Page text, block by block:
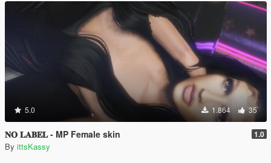
5.0 1.864 35
𝐍𝐎 𝐋𝐀𝐁𝐄𝐋 - MP Female skin 1.0
By ittsKassy